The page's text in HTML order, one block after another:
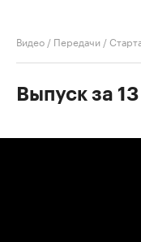
Видео / Передачи /
Выпуск за